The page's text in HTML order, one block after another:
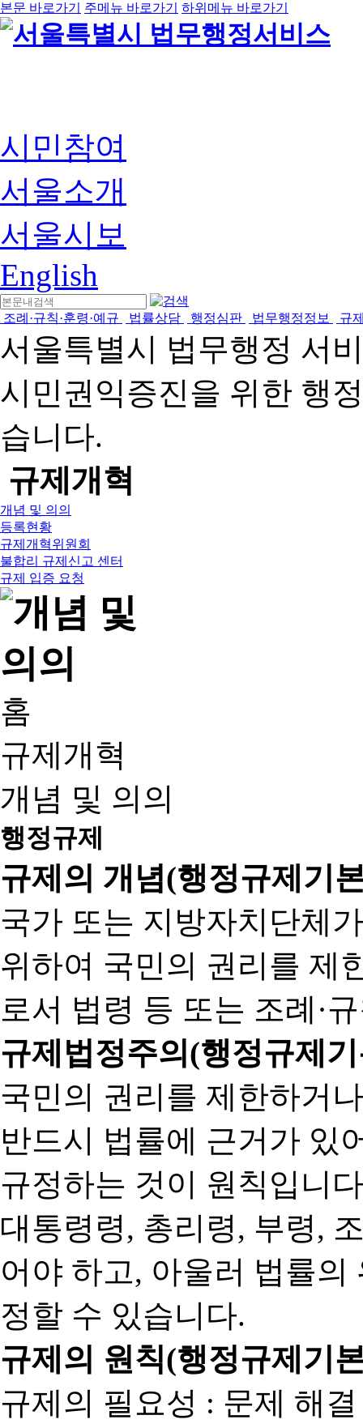
본문 바로가기 주메뉴 바로가기 하위메뉴 바로가기
시민참여
서울소개
서울시보
English
조례·규칙·훈령·예규 법률상담 행정심판 법무행정정보 규
서울특별시 법무행정 서
시민권익증진을 위한 행
습니다.
규제개혁
개념 및 의의
등록현황
규제개혁위원회
불합리 규제신고 센터
규제 입증 요청
홈
규제개혁
개념 및 의의
행정규제
규제의 개념(행정규제기
국가 또는 지방자치단체
위하여 국민의 권리를 제
로서 법령 등 또는 조례·
규제법정주의(행정규제
국민의 권리를 제한하거
반드시 법률에 근거가 있
규정하는 것이 원칙입니
대통령령, 총리령, 부령,
어야 하고, 아울러 법률
정할 수 있습니다.
규제의 원칙(행정규제기
규제의 필요성 : 문제 해